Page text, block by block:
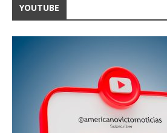
YOUTUBE